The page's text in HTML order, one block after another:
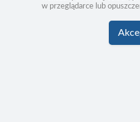
w przeglądarce lub